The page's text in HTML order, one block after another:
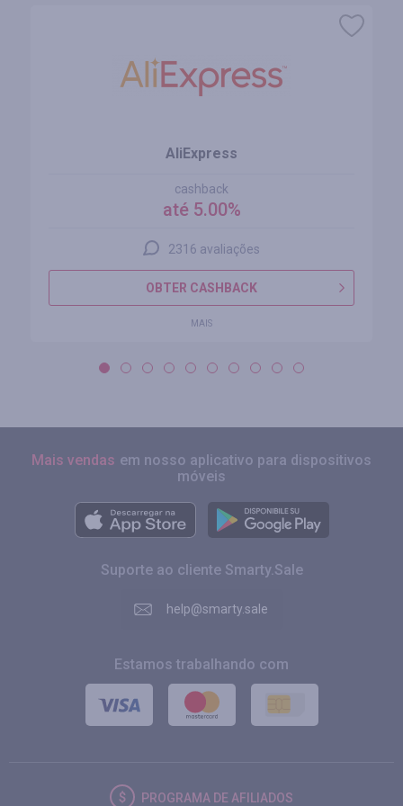
AliExpress
cashback
até 5.00%
2316 avaliações
OBTER CASHBACK
MAIS
Mais vendas em nosso aplicativo para dispositivos
móveis
Suporte ao cliente Smarty.Sale
help@smarty.sale
Estamos trabalhando com
PROGRAMA DE AFILIADOS